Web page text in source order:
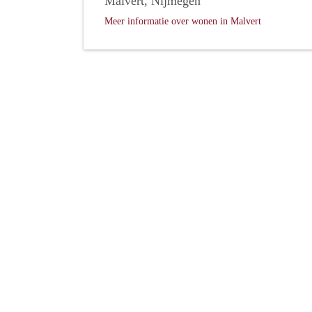
Meer informatie over wonen in Malvert